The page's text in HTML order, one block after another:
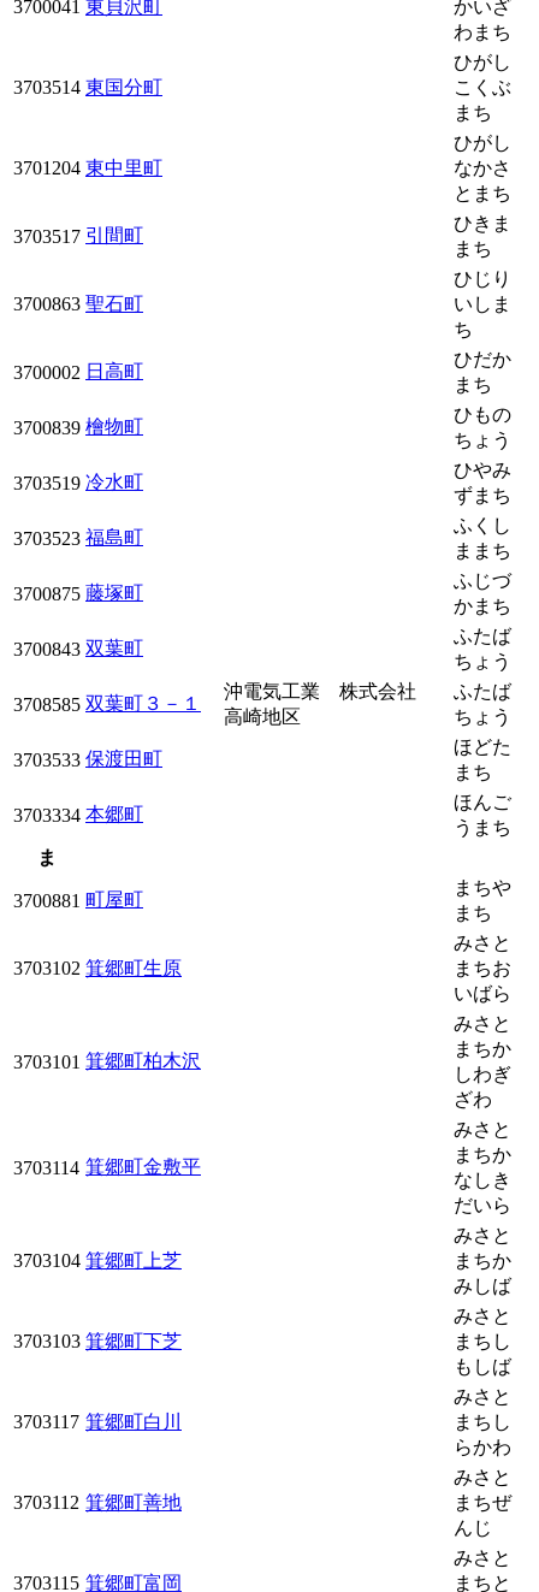
3700041 東貝沢町
かいざ
わまち
3703514 東国分町
ひがし
こくぶ
まち
3701204 東中里町
ひがし
なかさ
とまち
3703517 引間町
ひきま
まち
3700863 聖石町
ひじり
いしま
ち
3700002 日高町
ひだか
まち
3700839 檜物町
ひもの
ちょう
3703519 冷水町
ひやみ
ずまち
3703523 福島町
ふくし
ままち
3700875 藤塚町
ふじづ
かまち
3700843 双葉町
ふたば
ちょう
3708585 双葉町３－１
沖電気工業 株式会社
高崎地区
ふたば
ちょう
3703533 保渡田町
ほどた
まち
3703334 本郷町
ほんご
うまち
ま
3700881 町屋町
まちや
まち
3703102 箕郷町生原
みさと
まちお
いばら
3703101 箕郷町柏木沢
みさと
まちか
しわぎ
ざわ
3703114 箕郷町金敷平
みさと
まちか
なしき
だいら
3703104 箕郷町上芝
みさと
まちか
みしば
3703103 箕郷町下芝
みさと
まちし
もしば
3703117 箕郷町白川
みさと
まちし
らかわ
3703112 箕郷町善地
みさと
まちぜ
んじ
3703115 箕郷町富岡
みさと
まちと